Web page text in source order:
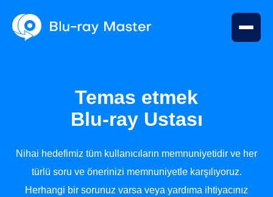
Temas etmek
Blu-ray Ustası
Nihai hedefimiz tüm kullanıcıların memnuniyetidir ve her
türlü soru ve önerinizi memnuniyetle karşılıyoruz.
Herhangi bir sorunuz varsa veya yardıma ihtiyacınız